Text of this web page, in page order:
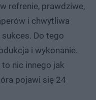
refrenie, prawdziwe,
i chwytliwa
Do tego
i wykonanie.
to nic innego jak
pojawi się 24